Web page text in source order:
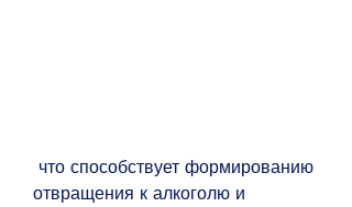
отвращения к алкоголю и